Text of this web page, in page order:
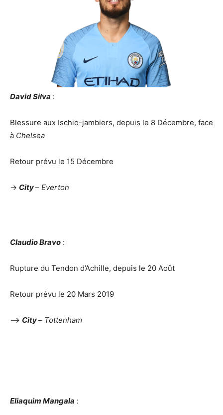
David Silva :
Blessure aux Ischio-jambiers, depuis le 8 Décembre, face
à Chelsea
Retour prévu le 15 Décembre
-> City– Everton
Claudio Bravo :
Rupture du Tendon d’Achille, depuis le 20 Août
Retour prévu le 20 Mars 2019
–> City– Tottenham
Eliaquim Mangala :